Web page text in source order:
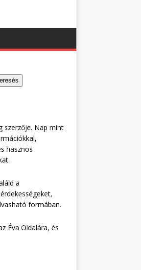
szerzője. Nap mint
hasznos
a
formában.
Éva Oldalára, és